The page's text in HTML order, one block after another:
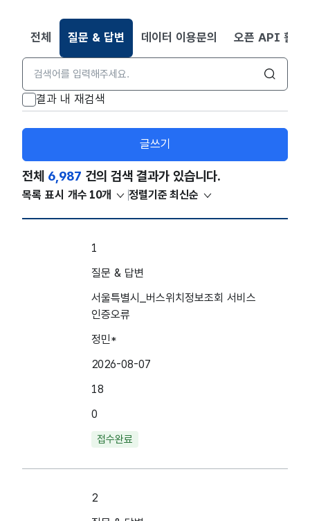
전체
선택됨
질문 & 답변 데이터 이용문의
오픈 API 활용
검색어 입력창
검색
결과 내 재검색
글쓰기
전체 6,987 건의 검색 결과가 있습니다.
목록 표시 개수 10개 정렬기준 최신순
1
질문 & 답변
서울특별시_버스위치정보조회 서비스
인증오류
정민*
2026-08-07
18
0
접수완료
2